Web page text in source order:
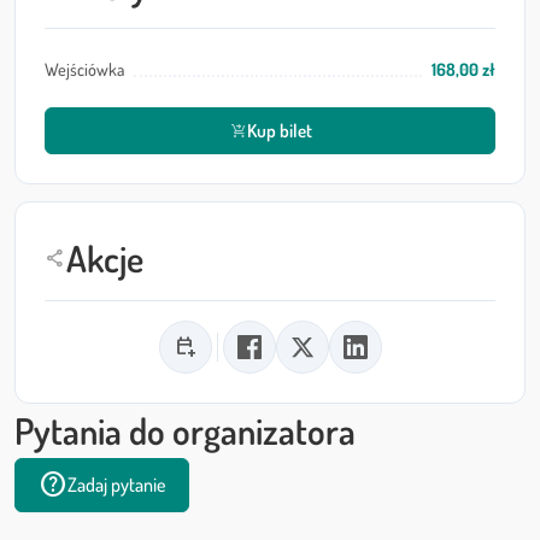
Wejściówka 168,00 zł
shopping_cart_checkoutKup bilet
shareAkcje
calendar_add_on
Pytania do organizatora
helpZadaj pytanie